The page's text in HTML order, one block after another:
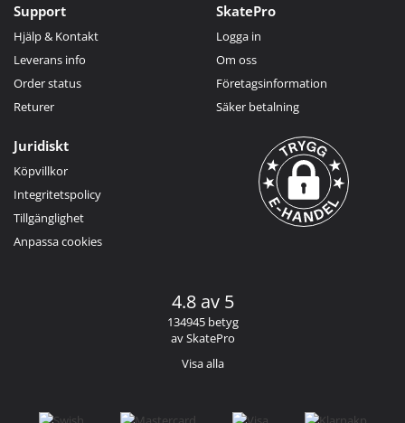
Support
Hjälp & Kontakt
Leverans info
Order status
Returer
SkatePro
Logga in
Om oss
Företagsinformation
Säker betalning
Juridiskt
Köpvillkor
Integritetspolicy
Tillgänglighet
Anpassa cookies
4.8 av 5
134945 betyg
av SkatePro
Visa alla